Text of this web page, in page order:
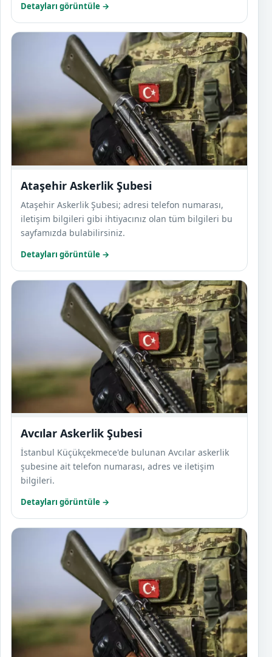
Detayları görüntüle →
Ataşehir Askerlik Şubesi
Ataşehir Askerlik Şubesi; adresi telefon numarası,
iletişim bilgileri gibi ihtiyacınız olan tüm bilgileri bu
sayfamızda bulabilirsiniz.
Detayları görüntüle →
Avcılar Askerlik Şubesi
İstanbul Küçükçekmece'de bulunan Avcılar askerlik
şubesine ait telefon numarası, adres ve iletişim
bilgileri.
Detayları görüntüle →